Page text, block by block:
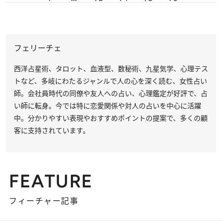
フェリーチェ
西洋占星術、タロット、血液型、数秘術、九星気学、心理テス
トなど、多岐にわたるジャンルで人の心を深く読む、女性占い
師。会社員時代の同僚や友人への占い、心理鑑定が好評で、占
い師に転身。今では特に恋愛関係や対人の占いを中心に活躍
中。分かりやすい表現やおすすめポイントの提案で、多くの顧
客に支持されています。
FEATURE
フィーチャー記事